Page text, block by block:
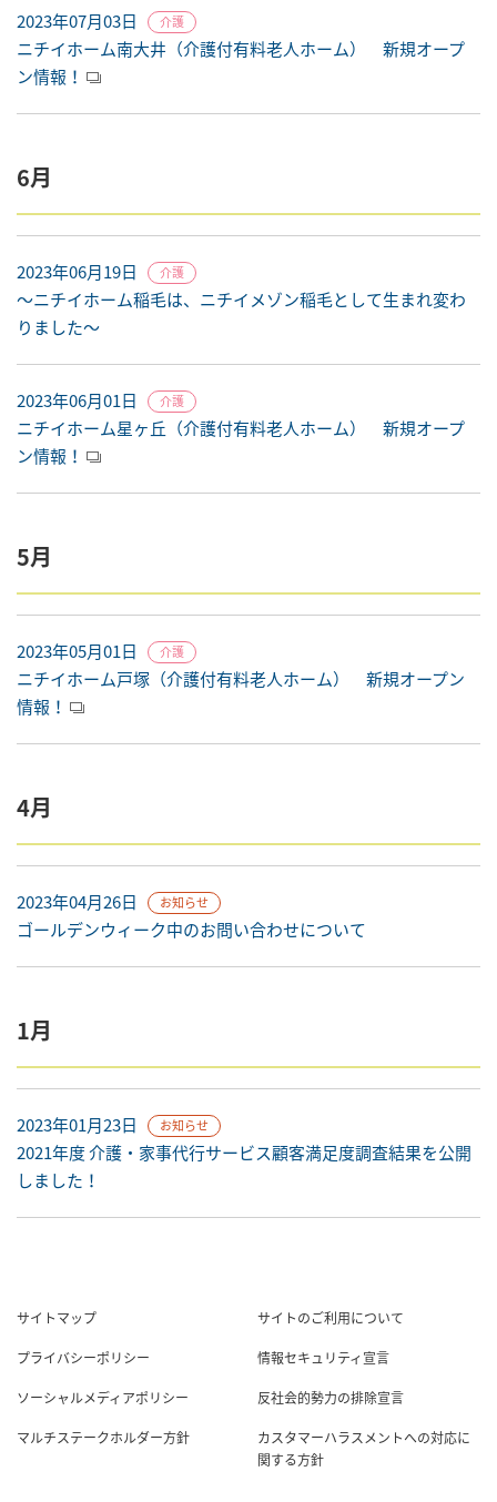
2023年07月03日 介護
ニチイホーム南大井（介護付有料老人ホーム） 新規オープ
ン情報！
6月
2023年06月19日 介護
～ニチイホーム稲毛は、ニチイメゾン稲毛として生まれ変わ
りました～
2023年06月01日 介護
ニチイホーム星ヶ丘（介護付有料老人ホーム） 新規オープ
ン情報！
5月
2023年05月01日 介護
ニチイホーム戸塚（介護付有料老人ホーム） 新規オープン
情報！
4月
2023年04月26日 お知らせ
ゴールデンウィーク中のお問い合わせについて
1月
2023年01月23日 お知らせ
2021年度 介護・家事代行サービス顧客満足度調査結果を公開
しました！
サイトマップ
サイトのご利用について
プライバシーポリシー
情報セキュリティ宣言
ソーシャルメディアポリシー
反社会的勢力の排除宣言
マルチステークホルダー方針
カスタマーハラスメントへの対応に
関する方針